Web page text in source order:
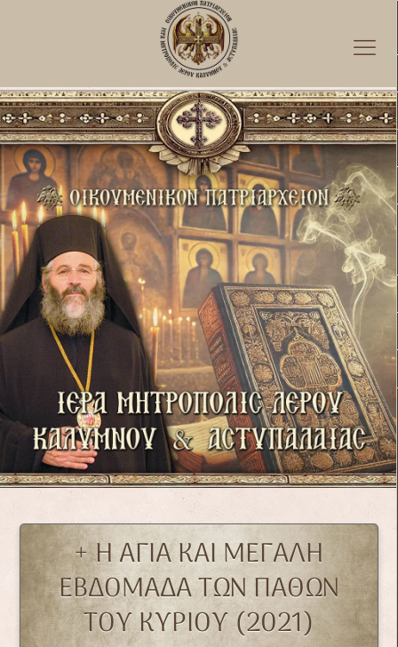
+ Η ΑΓΙΑ ΚΑΙ ΜΕΓΑΛΗ
ΕΒΔΟΜΑΔΑ ΤΩΝ ΠΑΘΩΝ
ΤΟΥ ΚΥΡΙΟΥ (2021)